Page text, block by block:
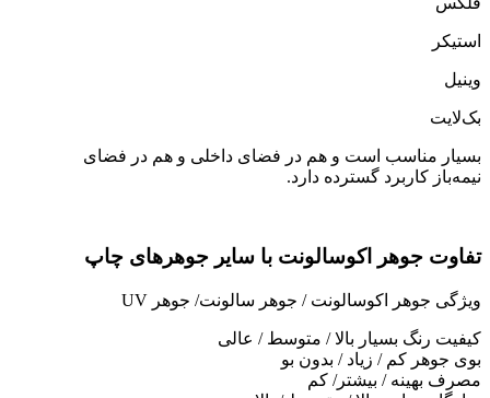
استیکر
وینیل
بک‌لایت
بسیار مناسب است و هم در فضای داخلی و هم در فضای
نیمه‌باز کاربرد گسترده دارد.
تفاوت جوهر اکوسالونت با سایر جوهرهای چاپ
ویژگی جوهر اکوسالونت / جوهر سالونت/ جوهر UV
کیفیت رنگ بسیار بالا / متوسط / عالی
بوی جوهر کم / زیاد / بدون بو
مصرف بهینه / بیشتر/ کم